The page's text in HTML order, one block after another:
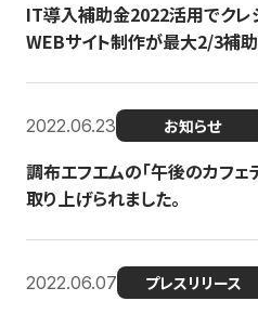
IT導入補助金2022活用でクレ
WEBサイト制作が最大2/3補助
2022.06.23 お知らせ
調布エフエムの「午後のカフェ
取り上げられました。
2022.06.07 プレスリリース